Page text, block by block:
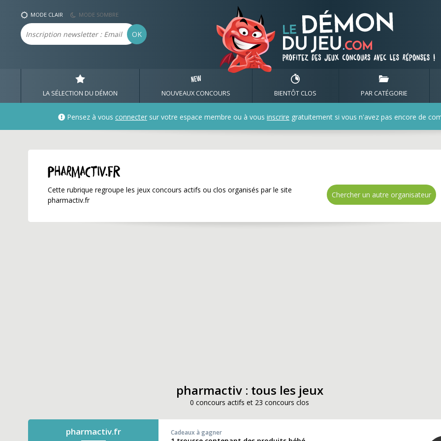
pharmactiv.fr ✅ Gagnez de nombreux cadeaux
MODE CLAIR MODE SOMBRE
Email OK
LA SÉLECTION DU DÉMON NOUVEAUX CONCOURS BIENTÔT CLOS PAR CATÉGORIE
Pensez à vous connecter sur votre espace membre ou à vous inscrire gratuitement si vous n'avez pas encore de
pharmactiv.fr
Cette rubrique regroupe les jeux concours actifs ou clos organisés par le site
pharmactiv.fr
Chercher un autre organisateur
pharmactiv : tous les jeux
0 concours actifs et 23 concours clos
pharmactiv.fr Cadeaux à gagner